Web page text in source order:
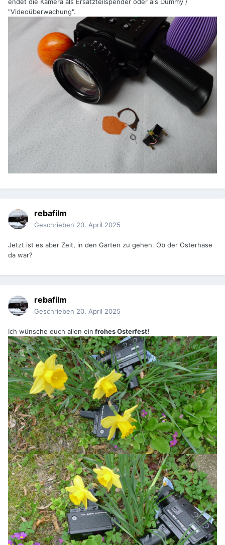
endet die Kamera als Ersatzteilspender oder als Dummy /
"Videoüberwachung".
rebafilm
Geschrieben 20. April 2025
Jetzt ist es aber Zeit, in den Garten zu gehen. Ob der Osterhase
da war?
rebafilm
Geschrieben 20. April 2025
Ich wünsche euch allen ein frohes Osterfest!